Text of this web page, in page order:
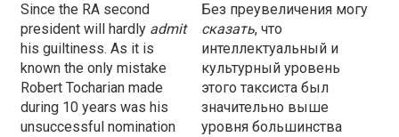
Since the RA second
president will hardly admit
his guiltiness. As it is
known the only mistake
Robert Tocharian made
during 10 years was his
unsuccessful nomination
Без преувеличения могу
сказать, что
интеллектуальный и
культурный уровень
этого таксиста был
значительно выше
уровня большинства